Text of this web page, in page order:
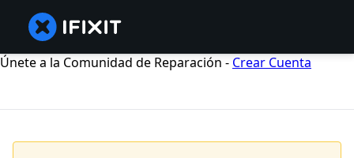
Únete a la Comunidad de Reparación - Crear Cuenta